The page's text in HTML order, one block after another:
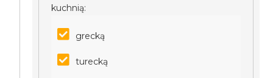
kuchnią:
grecką
turecką